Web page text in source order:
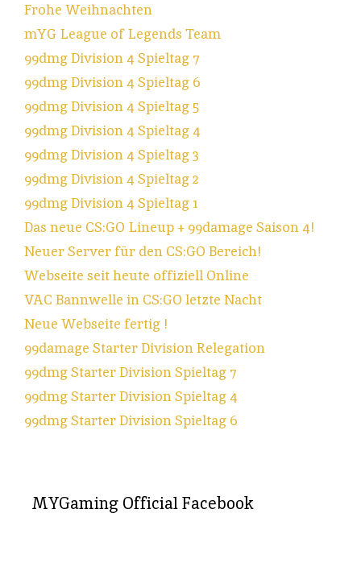
Frohe Weihnachten
mYG League of Legends Team
99dmg Division 4 Spieltag 7
99dmg Division 4 Spieltag 6
99dmg Division 4 Spieltag 5
99dmg Division 4 Spieltag 4
99dmg Division 4 Spieltag 3
99dmg Division 4 Spieltag 2
99dmg Division 4 Spieltag 1
Das neue CS:GO Lineup + 99damage Saison 4!
Neuer Server für den CS:GO Bereich!
Webseite seit heute offiziell Online
VAC Bannwelle in CS:GO letzte Nacht
Neue Webseite fertig !
99damage Starter Division Relegation
99dmg Starter Division Spieltag 7
99dmg Starter Division Spieltag 4
99dmg Starter Division Spieltag 6
MYGaming Official Facebook